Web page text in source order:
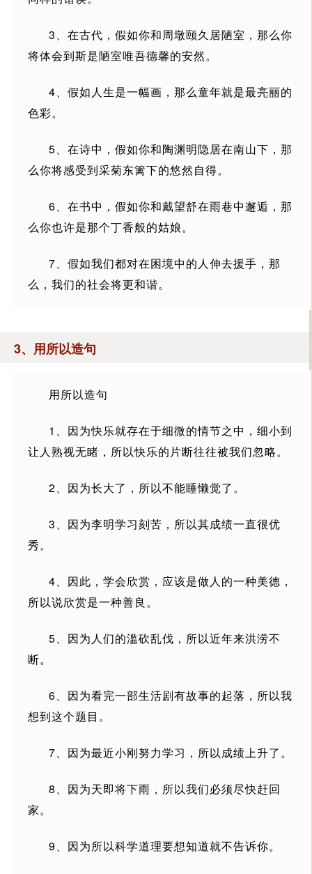
3、在古代，假如你和周墩颐久居陋室，那么你
将体会到斯是陋室唯吾德馨的安然。
4、假如人生是一幅画，那么童年就是最亮丽的
色彩。
5、在诗中，假如你和陶渊明隐居在南山下，那
么你将感受到采菊东篱下的悠然自得。
6、在书中，假如你和戴望舒在雨巷中邂逅，那
么你也许是那个丁香般的姑娘。
7、假如我们都对在困境中的人伸去援手，那
么，我们的社会将更和谐。
3、用所以造句
用所以造句
1、因为快乐就存在于细微的情节之中，细小到
让人熟视无睹，所以快乐的片断往往被我们忽略。
2、因为长大了，所以不能睡懒觉了。
3、因为李明学习刻苦，所以其成绩一直很优
秀。
4、因此，学会欣赏，应该是做人的一种美德，
所以说欣赏是一种善良。
5、因为人们的滥砍乱伐，所以近年来洪涝不
断。
6、因为看完一部生活剧有故事的起落，所以我
想到这个题目。
7、因为最近小刚努力学习，所以成绩上升了。
8、因为天即将下雨，所以我们必须尽快赶回
家。
9、因为所以科学道理要想知道就不告诉你。